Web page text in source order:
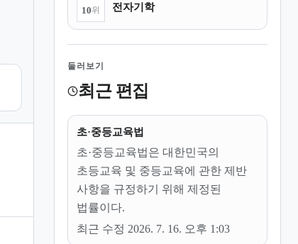
10위 전자기학
둘러보기
최근 편집
초·중등교육법
초·중등교육법은 대한민국의
초등교육 및 중등교육에 관한 제반
사항을 규정하기 위해 제정된
법률이다.
최근 수정 2026. 7. 16. 오후 1:03